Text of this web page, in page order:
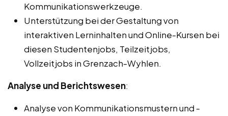
Kommunikationswerkzeuge.
Unterstützung bei der Gestaltung von
interaktiven Lerninhalten und Online-Kursen bei
diesen Studentenjobs, Teilzeitjobs,
Vollzeitjobs in Grenzach-Wyhlen.
Analyse und Berichtswesen:
Analyse von Kommunikationsmustern und -